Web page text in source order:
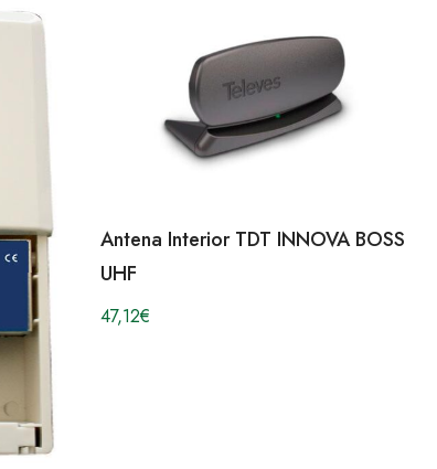
Antena Interior TDT INNOVA BOSS
UHF
47,12€